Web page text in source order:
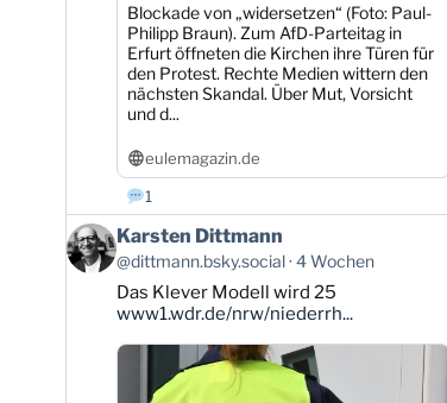
Blockade von „widersetzen“ (Foto: Paul-
Philipp Braun). Zum AfD-Parteitag in
Erfurt öffneten die Kirchen ihre Türen für
den Protest. Rechte Medien wittern den
nächsten Skandal. Über Mut, Vorsicht
und d...
eulemagazin.de
1
Beitrag
von
Karsten
Dittmann
ansehen
Karsten Dittmann
@dittmann.bsky.social 4 Wochen
Das Klever Modell wird 25
www1.wdr.de/nrw/niederrh...